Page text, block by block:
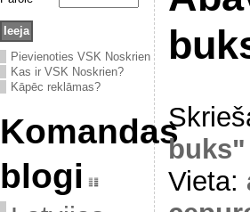
Pievienoties VSK Noskrien
Kas ir VSK Noskrien?
Kāpēc reklāmas?
Komandas
blogi
buks"
Vieta: